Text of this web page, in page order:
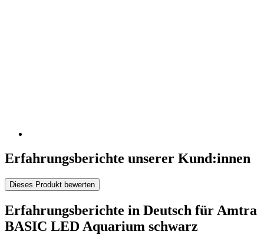
Erfahrungsberichte unserer Kund:innen
Dieses Produkt bewerten
Erfahrungsberichte in Deutsch für Amtra
BASIC LED Aquarium schwarz